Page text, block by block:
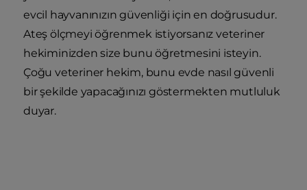
evcil hayvanınızın güvenliği için en doğrusudur.
Ateş ölçmeyi öğrenmek istiyorsanız veteriner
hekiminizden size bunu öğretmesini isteyin.
Çoğu veteriner hekim, bunu evde nasıl güvenli
bir şekilde yapacağınızı göstermekten mutluluk
duyar.